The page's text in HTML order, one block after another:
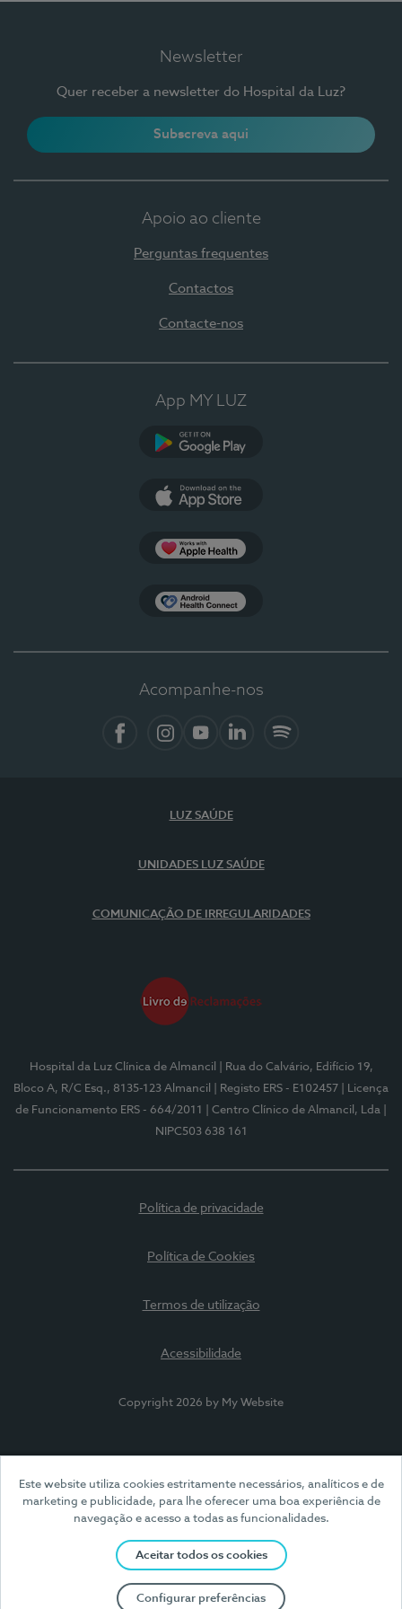
Este website utiliza cookies estritamente necessários, analíticos e de
marketing e publicidade, para lhe oferecer uma boa experiência de
navegação e acesso a todas as funcionalidades.
Aceitar todos os cookies
Configurar preferências
Newsletter
Quer receber a newsletter do Hospital da Luz?
Subscreva aqui
Apoio ao cliente
Perguntas frequentes
Contactos
Contacte-nos
App MY LUZ
Acompanhe-nos
LUZ SAÚDE
UNIDADES LUZ SAÚDE
COMUNICAÇÃO DE IRREGULARIDADES
Hospital da Luz Clínica de Almancil
| Rua do Calvário, Edifício 19,
Bloco A, R/C Esq., 8135-123 Almancil
| Registo ERS - E102457
| Licença
de Funcionamento ERS - 664/2011
| Centro Clínico de Almancil, Lda
NIPC503 638 161
Política de privacidade
Política de Cookies
Termos de utilização
Acessibilidade
Copyright 2026 by My Website